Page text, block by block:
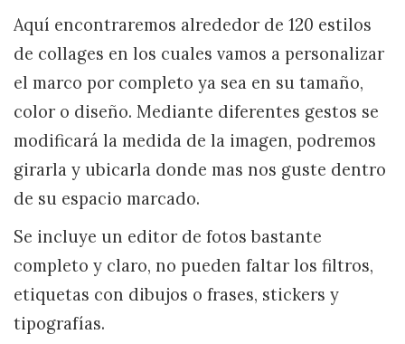
Aquí encontraremos alrededor de 120 estilos
de collages en los cuales vamos a personalizar
el marco por completo ya sea en su tamaño,
color o diseño. Mediante diferentes gestos se
modificará la medida de la imagen, podremos
girarla y ubicarla donde mas nos guste dentro
de su espacio marcado.
Se incluye un editor de fotos bastante
completo y claro, no pueden faltar los filtros,
etiquetas con dibujos o frases, stickers y
tipografías.